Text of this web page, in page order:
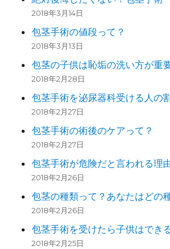
2018年3月14日
包茎手術の値段って？
2018年3月13日
包茎の子供は恥垢の洗い方が重
2018年2月28日
包茎手術を泌尿器科受ける人の
2018年2月27日
包茎手術の術後のケアって？
2018年2月27日
包茎手術が危険だと言われる理
2018年2月26日
包茎の種類って？あなたはどの
2018年2月26日
包茎手術を受けたら子供はでき
2018年2月25日